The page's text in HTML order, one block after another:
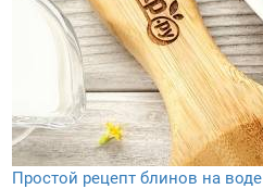
Простой рецепт блинов на воде